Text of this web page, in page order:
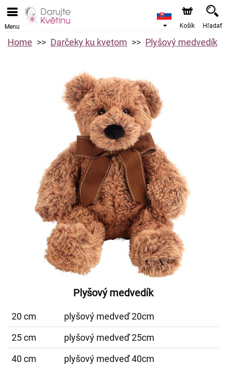
Menu Košík Hľadať
Home Darčeky ku kvetom Plyšový medvedík
Plyšový medvedík
20 cm
plyšový medveď 20cm
25 cm
plyšový medveď 25cm
40 cm
plyšový medveď 40cm